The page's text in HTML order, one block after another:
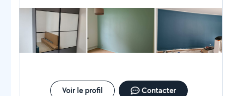
Voir le profil Contacter